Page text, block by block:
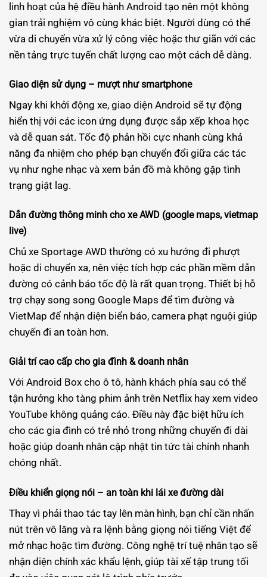
linh hoạt của hệ điều hành Android tạo nên một không
gian trải nghiệm vô cùng khác biệt. Người dùng có thể
vừa di chuyển vừa xử lý công việc hoặc thư giãn với các
nền tảng trực tuyến chất lượng cao một cách dễ dàng.
Giao diện sử dụng – mượt như smartphone
Ngay khi khởi động xe, giao diện Android sẽ tự động
hiển thị với các icon ứng dụng được sắp xếp khoa học
và dễ quan sát. Tốc độ phản hồi cực nhanh cùng khả
năng đa nhiệm cho phép bạn chuyển đổi giữa các tác
vụ như nghe nhạc và xem bản đồ mà không gặp tình
trạng giật lag.
Dẫn đường thông minh cho xe AWD (google maps, vietmap
live)
Chủ xe Sportage AWD thường có xu hướng đi phượt
hoặc di chuyển xa, nên việc tích hợp các phần mềm dẫn
đường có cảnh báo tốc độ là rất quan trọng. Thiết bị hỗ
trợ chạy song song Google Maps để tìm đường và
VietMap để nhận diện biển báo, camera phạt nguội giúp
chuyến đi an toàn hơn.
Giải trí cao cấp cho gia đình & doanh nhân
Với Android Box cho ô tô, hành khách phía sau có thể
tận hưởng kho tàng phim ảnh trên Netflix hay xem video
YouTube không quảng cáo. Điều này đặc biệt hữu ích
cho các gia đình có trẻ nhỏ trong những chuyến đi dài
hoặc giúp doanh nhân cập nhật tin tức tài chính nhanh
chóng nhất.
Điều khiển giọng nói – an toàn khi lái xe đường dài
Thay vì phải thao tác tay lên màn hình, bạn chỉ cần nhấn
nút trên vô lăng và ra lệnh bằng giọng nói tiếng Việt để
mở nhạc hoặc tìm đường. Công nghệ trí tuệ nhân tạo sẽ
nhận diện chính xác khẩu lệnh, giúp tài xế tập trung tối